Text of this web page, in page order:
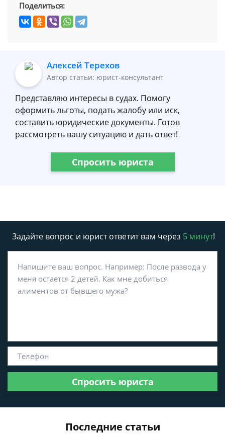
Поделиться:
Алексей Терехов
Автор статьи: юрист-консультант
Представляю интересы в судах. Помогу
оформить льготы, подать жалобу или иск,
составить юридические документы. Готов
рассмотреть вашу ситуацию и дать ответ!
Спросить юриста
Задайте вопрос и юрист ответит вам через 5 минут!
Спросить юриста
Последние статьи